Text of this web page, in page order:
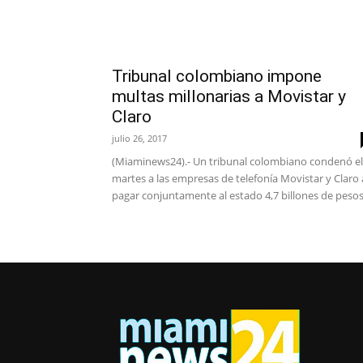
Tribunal colombiano impone
multas millonarias a Movistar y
Claro
julio 26, 2017
(Miaminews24).- Un tribunal colombiano condenó el
martes a las empresas de telefonía Movistar y Claro
pagar conjuntamente al estado 4,7 billones de